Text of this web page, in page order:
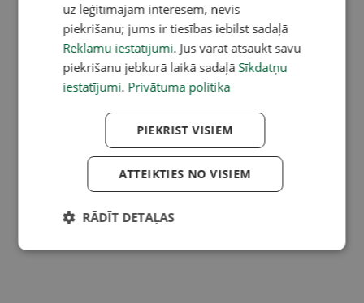
uz leģitīmajām interesēm, nevis
piekrišanu; jums ir tiesības iebilst sadaļā
Reklāmu iestatījumi. Jūs varat atsaukt savu
piekrišanu jebkurā laikā sadaļā Sīkdatņu
iestatījumi. Privātuma politika
PIEKRIST VISIEM
ATTEIKTIES NO VISIEM
RĀDĪT DETAĻAS